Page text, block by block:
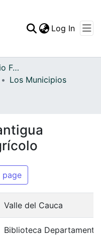
Statistics
Log In
Archivo del Patrimonio Fotográfico y Fílmico del Valle del Cauca
Los Municipios
page
Valle del Cauca
Biblioteca